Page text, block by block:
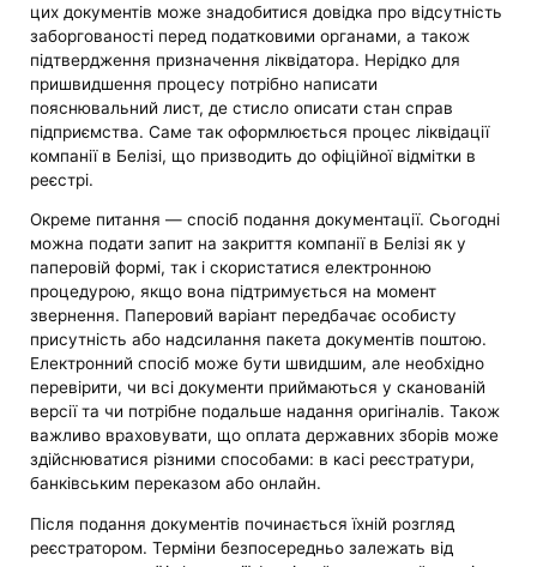
цих документів може знадобитися довідка про відсутність
заборгованості перед податковими органами, а також
підтвердження призначення ліквідатора. Нерідко для
пришвидшення процесу потрібно написати
пояснювальний лист, де стисло описати стан справ
підприємства. Саме так оформлюється процес ліквідації
компанії в Белізі, що призводить до офіційної відмітки в
реєстрі.
Окреме питання — спосіб подання документації. Сьогодні
можна подати запит на закриття компанії в Белізі як у
паперовій формі, так і скористатися електронною
процедурою, якщо вона підтримується на момент
звернення. Паперовий варіант передбачає особисту
присутність або надсилання пакета документів поштою.
Електронний спосіб може бути швидшим, але необхідно
перевірити, чи всі документи приймаються у сканованій
версії та чи потрібне подальше надання оригіналів. Також
важливо враховувати, що оплата державних зборів може
здійснюватися різними способами: в касі реєстратури,
банківським переказом або онлайн.
Після подання документів починається їхній розгляд
реєстратором. Терміни безпосередньо залежать від